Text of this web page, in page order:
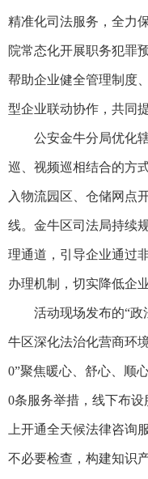
精准化司法服务，全力
院常态化开展职务犯罪
帮助企业健全管理制度
型企业联动协作，共同
公安金牛分局优化辖
巡、视频巡相结合的方
入物流园区、仓储网点
线。金牛区司法局持续
理通道，引导企业通过
办理机制，切实降低企
活动现场发布的“政法
牛区深化法治化营商环
0”聚焦暖心、舒心、顺
0条服务举措，线下布
上开通全天候法律咨询
不必要检查，构建知识